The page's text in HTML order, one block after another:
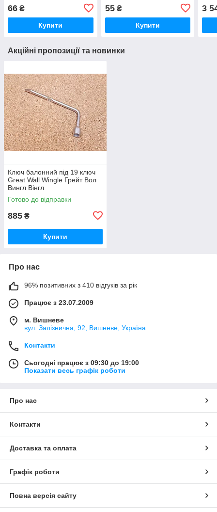
66 ₴
Купити
55₴
Купити
3
Акційні пропозиції та новинки
Ключ балонний під 19 ключ
Great Wall Wingle Грейт Вол
Вингл Вінгл
Готово до відправки
885 ₴
Купити
Про нас
96% позитивних з 410 відгуків за рік
Працює з 23.07.2009
м. Вишневе
вул. Залізнична, 92, Вишневе, Україна
Контакти
Сьогодні працює з 09:30 до 19:00
Показати весь графік роботи
Про нас
Контакти
Доставка та оплата
Графік роботи
Повна версія сайту